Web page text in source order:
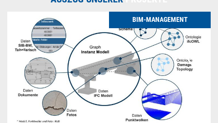
BIM-MANAGEMENT
Previous Next